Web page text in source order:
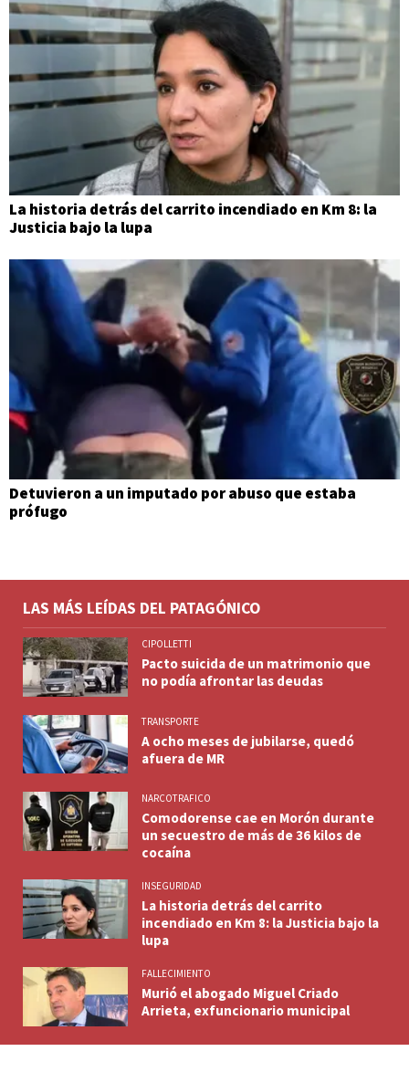
La historia detrás del carrito incendiado en Km 8: la
Justicia bajo la lupa
Detuvieron a un imputado por abuso que estaba
prófugo
LAS MÁS LEÍDAS DEL PATAGÓNICO
CIPOLLETTI
Pacto suicida de un matrimonio que
no podía afrontar las deudas
TRANSPORTE
A ocho meses de jubilarse, quedó
afuera de MR
NARCOTRAFICO
Comodorense cae en Morón durante
un secuestro de más de 36 kilos de
cocaína
INSEGURIDAD
La historia detrás del carrito
incendiado en Km 8: la Justicia bajo la
lupa
FALLECIMIENTO
Murió el abogado Miguel Criado
Arrieta, exfuncionario municipal